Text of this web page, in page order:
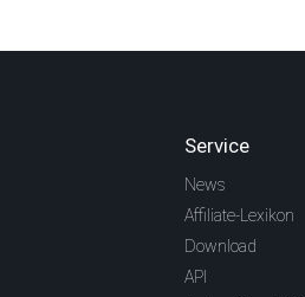
Service
News
Affiliate-Lexikon
Download
API